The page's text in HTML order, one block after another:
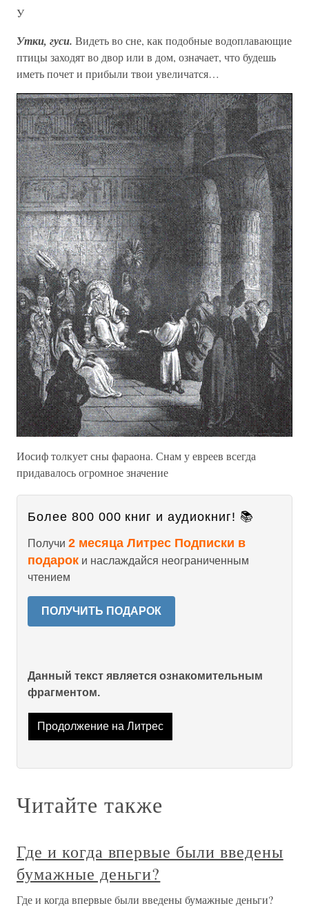
У
Утки, гуси. Видеть во сне, как подобные водоплавающие
птицы заходят во двор или в дом, означает, что будешь
иметь почет и прибыли твои увеличатся…
Иосиф толкует сны фараона. Снам у евреев всегда
придавалось огромное значение
Более 800 000 книг и аудиокниг! 📚
Получи 2 месяца Литрес Подписки в
подарок и наслаждайся неограниченным
чтением
ПОЛУЧИТЬ ПОДАРОК
Данный текст является ознакомительным
фрагментом.
Продолжение на Литрес
Читайте также
Где и когда впервые были введены
бумажные деньги?
Где и когда впервые были введены бумажные деньги?